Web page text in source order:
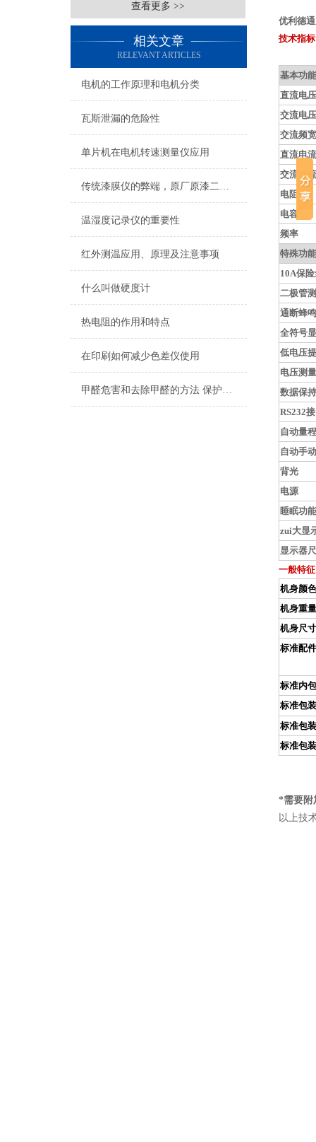
查看更多 >>
相关文章
RELEVANT ARTICLES
电机的工作原理和电机分类
瓦斯泄漏的危险性
单片机在电机转速测量仪应用
传统漆膜仪的弊端，原厂原漆二手车未必是真
温湿度记录仪的重要性
红外测温应用、原理及注意事项
什么叫做硬度计
热电阻的作用和特点
在印刷如何减少色差仪使用
甲醛危害和去除甲醛的方法 保护家人生命安全
优利德
技术指标
基本功能
直流电压
交流电压
交流频宽
直流电流
交流电流
电阻
电容
频率
特殊功能
10A保
二极管
通断蜂鸣
全符号
低电压
电压测
数据保持
RS232
自动量程
自动手
背光
电源
睡眠功能
zui大显
显示器
一般特征
机身颜色
机身重量
机身尺寸
标准配件
标准内
标准包
标准包
标准包
*需要附
以上技